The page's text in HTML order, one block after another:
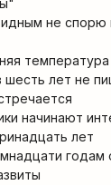
не спорю
лет не
начинают
лет
годам